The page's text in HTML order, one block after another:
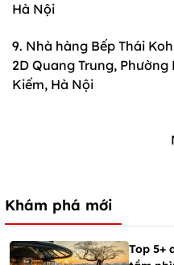
Hà Nội
9. Nhà hàng Bếp Thái
2D Quang Trung,
Kiếm, Hà Nội
Khám phá mới
Top 5+